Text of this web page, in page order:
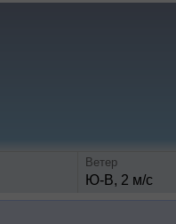
Ветер
Ю-В, 2 м/с